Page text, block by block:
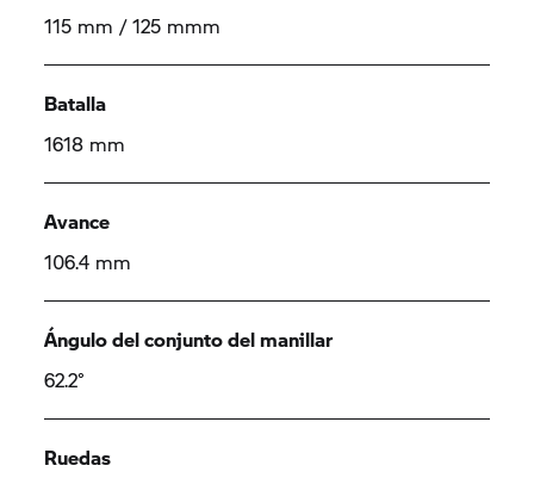
115 mm / 125 mmm
Batalla
1618 mm
Avance
106.4 mm
Ángulo del conjunto del manillar
62.2°
Ruedas